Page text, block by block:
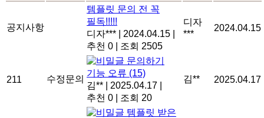
공지사항
템플릿 문의 전 꼭
필독!!!!!
디자***
2024.04.15
추천 0
조회 2505
디자
***
2024.04.15
211 수정문의
문의하기
기능 오류 (15)
김**
2025.04.17
추천 0
조회 20
김** 2025.04.17
템플릿 받은